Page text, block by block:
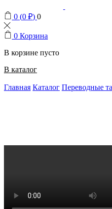
0 (0 ₽) 0
0 Корзина
В корзине пусто
В каталог
Главная Каталог Переводные